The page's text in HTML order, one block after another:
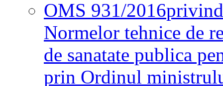
OMS 931/2016
Normelor tehnice de
de sanatate publica
prin Ordinul